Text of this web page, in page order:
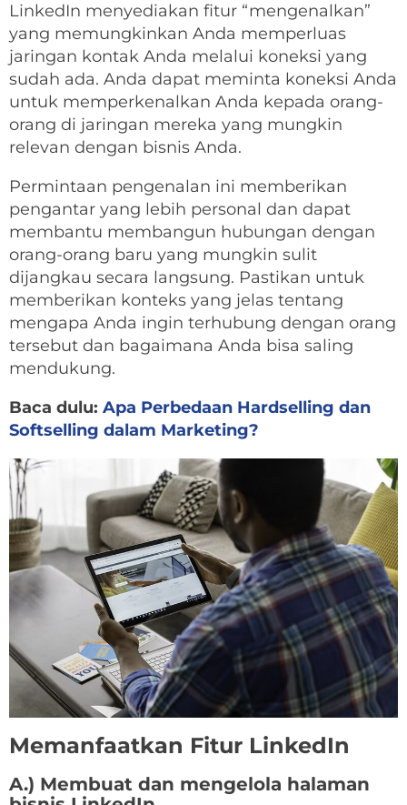
LinkedIn menyediakan fitur “mengenalkan”
yang memungkinkan Anda memperluas
jaringan kontak Anda melalui koneksi yang
sudah ada. Anda dapat meminta koneksi Anda
untuk memperkenalkan Anda kepada orang-
orang di jaringan mereka yang mungkin
relevan dengan bisnis Anda.
Permintaan pengenalan ini memberikan
pengantar yang lebih personal dan dapat
membantu membangun hubungan dengan
orang-orang baru yang mungkin sulit
dijangkau secara langsung. Pastikan untuk
memberikan konteks yang jelas tentang
mengapa Anda ingin terhubung dengan orang
tersebut dan bagaimana Anda bisa saling
mendukung.
Baca dulu: Apa Perbedaan Hardselling dan
Softselling dalam Marketing?
Memanfaatkan Fitur LinkedIn
A.) Membuat dan mengelola halaman